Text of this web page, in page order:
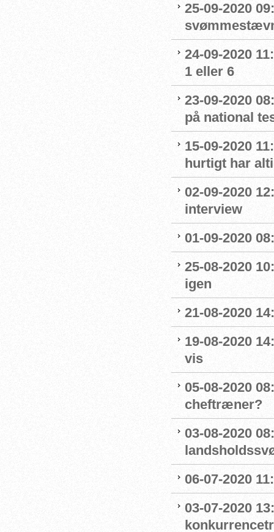
25-09-2020
24-09-2020
1 eller 6
23-09-2020
på national
15-09-2020
hurtigt har
02-09-2020
interview
01-09-2020
25-08-2020
igen
21-08-2020
19-08-2020
vis
05-08-2020
cheftræner?
03-08-2020
06-07-2020
03-07-2020